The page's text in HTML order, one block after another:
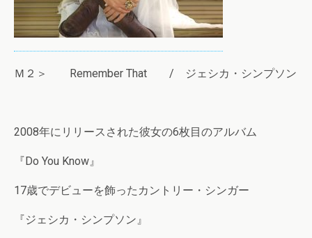
Ｍ２＞ Remember That / ジェシカ・シンプソン
2008年にリリースされた彼女の6枚目のアルバム
『Do You Know』
17歳でデビューを飾ったカントリー・シンガー
『ジェシカ・シンプソン』